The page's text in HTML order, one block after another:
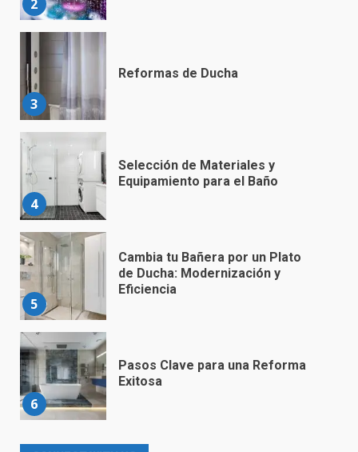
2
3
Reformas de Ducha
4
Selección de Materiales y
Equipamiento para el Baño
5
Cambia tu Bañera por un Plato
de Ducha: Modernización y
Eficiencia
6
Pasos Clave para una Reforma
Exitosa